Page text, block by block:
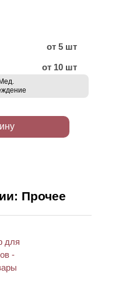
от 5 шт
от 10 шт
Мед.
Прочее